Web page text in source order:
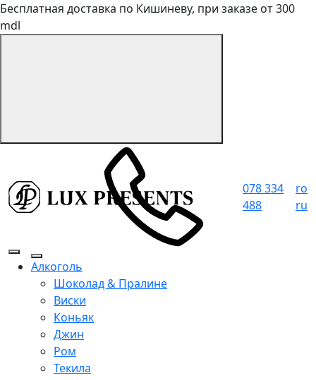
Бесплатная доставка по Кишиневу, при заказе от 300
mdl
078 334
488
ro
ru
Алкоголь
Шоколад & Пралине
Виски
Коньяк
Джин
Ром
Текила